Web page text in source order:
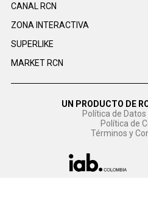
CANAL RCN
ZONA INTERACTIVA
SUPERLIKE
MARKET RCN
UN PRODUCTO DE
Política de
Política de
Términos y